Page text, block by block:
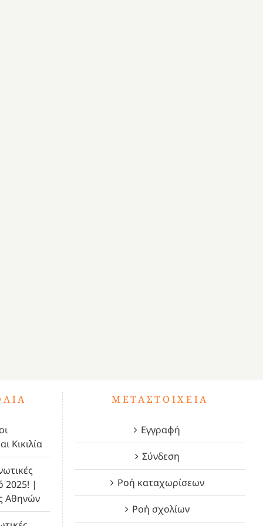
Κικιλία
2025! |
Αθηνών
ΜΕΤΑΣΤΟΙΧΕΊΑ
Εγγραφή
Σύνδεση
Ροή καταχωρίσεων
Ροή σχολίων